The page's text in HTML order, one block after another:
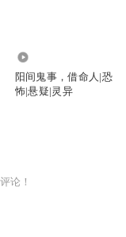
阳间鬼事，借命人|恐
怖|悬疑|灵异
论！